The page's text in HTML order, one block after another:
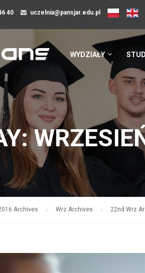
40 uczelnia@pansjar.edu.pl
WYDZIAŁY
Archives Wrz Archives 22nd Wrz